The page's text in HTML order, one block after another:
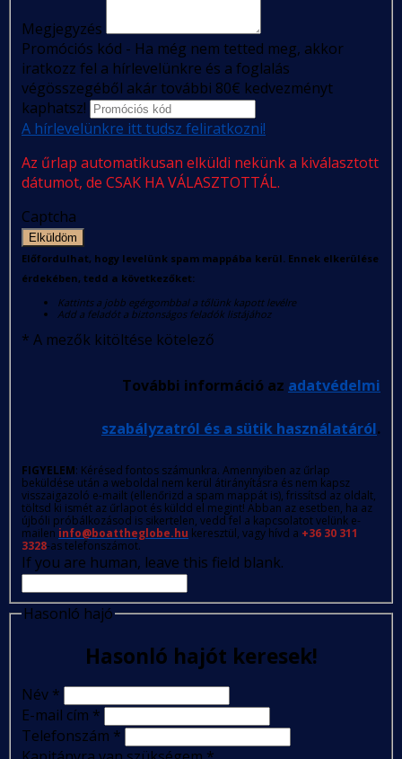
Megjegyzés
Promóciós kód - Ha még nem tetted meg, akkor
iratkozz fel a hírlevelünkre és a foglalás
végösszegéből akár további 80€ kedvezményt
kaphatsz!
A hírlevelünkre itt tudsz feliratkozni!
Az űrlap automatikusan elküldi nekünk a kiválasztott
dátumot, de CSAK HA VÁLASZTOTTÁL.
Captcha
Elküldöm
Előfordulhat, hogy levelünk spam mappába kerül. Ennek elkerülése
érdekében, tedd a következőket:
Kattints a jobb egérgombbal a tőlünk kapott levélre
Add a feladót a biztonságos feladók listájához
* A mezők kitöltése kötelező
További információ az adatvédelmi
szabályzatról és a sütik használatáról.
FIGYELEM: Kérésed fontos számunkra. Amennyiben az űrlap
beküldése után a weboldal nem kerül átirányításra és nem kapsz
visszaigazoló e-mailt (ellenőrizd a spam mappát is), frissítsd az oldalt,
töltsd ki ismét az űrlapot és küldd el megint! Abban az esetben, ha az
újbóli próbálkozásod is sikertelen, vedd fel a kapcsolatot velünk e-
mailen info@boattheglobe.hu keresztül, vagy hívd a +36 30 311
3328-as telefonszámot.
If you are human, leave this field blank.
Hasonló hajó
Hasonló hajót keresek!
Név *
E-mail cím *
Telefonszám *